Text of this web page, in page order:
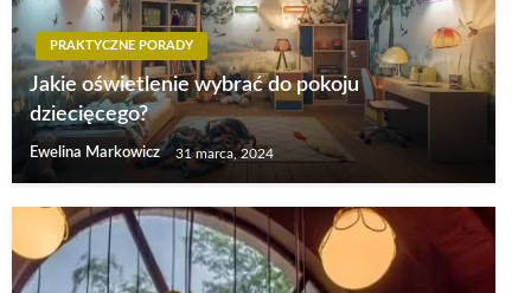
PRAKTYCZNE PORADY
Jakie oświetlenie wybrać do pokoju
dziecięcego?
Ewelina Markowicz 31 marca, 2024